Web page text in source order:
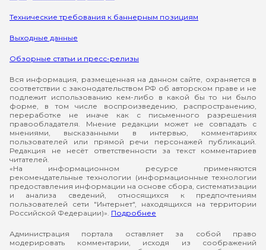
Технические требования к баннерным позициям
Выходные данные
Обзорные статьи и пресс-релизы
Вся информация, размещенная на данном сайте, охраняется в
соответствии с законодательством РФ об авторском праве и не
подлежит использованию кем-либо в какой бы то ни было
форме, в том числе воспроизведению, распространению,
переработке не иначе как с письменного разрешения
правообладателя. Мнение редакции может не совпадать с
мнениями, высказанными в интервью, комментариях
пользователей или прямой речи персонажей публикаций.
Редакция не несёт ответственности за текст комментариев
читателей.
«На информационном ресурсе применяются
рекомендательные технологии (информационные технологии
предоставления информации на основе сбора, систематизации
и анализа сведений, относящихся к предпочтениям
пользователей сети "Интернет", находящихся на территории
Российской Федерации)». Подробнее
Администрация портала оставляет за собой право
модерировать комментарии, исходя из соображений